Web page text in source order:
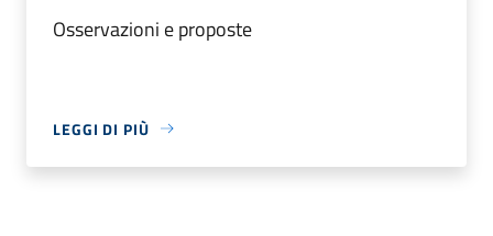
Osservazioni e proposte
LEGGI DI PIÙ